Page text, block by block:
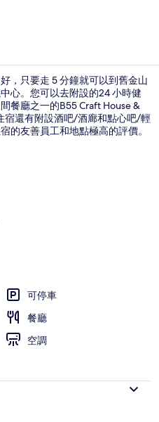
，只要走 5 分鐘就可以到舊金山
心。您可以去附設的24 小時健
餐廳之一的B55 Craft House &
宿還有附設酒吧/酒廊和點心吧/輕
的友善員工和地點極高的評價。
可停車
餐廳
空調